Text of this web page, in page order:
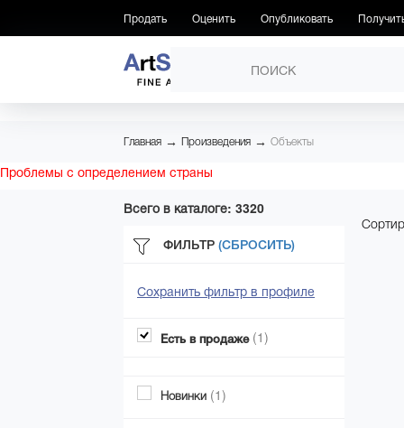
Продать Оценить Опубликовать
ПРОИЗВЕДЕНИЯ
Главная → Произведения → Объекты
Проблемы с определением страны
Всего в каталоге: 3320
ФИЛЬТР (СБРОСИТЬ)
Сохранить фильтр в профиле
Есть в продаже (1)
Новинки (1)